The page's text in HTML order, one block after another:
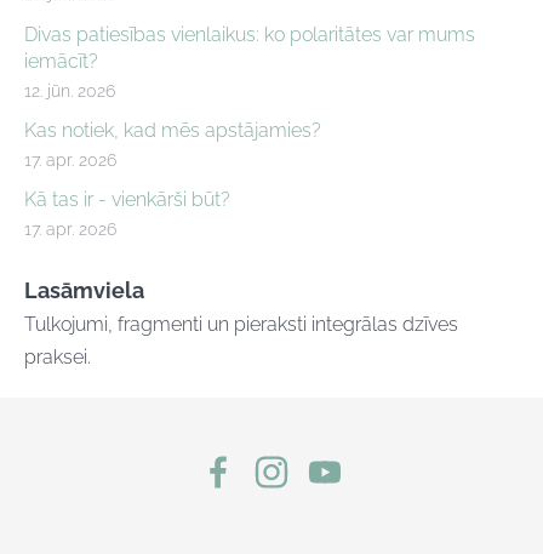
Divas patiesības vienlaikus: ko polaritātes var mums
iemācīt?
12. jūn. 2026
Kas notiek, kad mēs apstājamies?
17. apr. 2026
Kā tas ir - vienkārši būt?
17. apr. 2026
Lasāmviela
Tulkojumi, fragmenti un pieraksti integrālas dzīves
praksei.